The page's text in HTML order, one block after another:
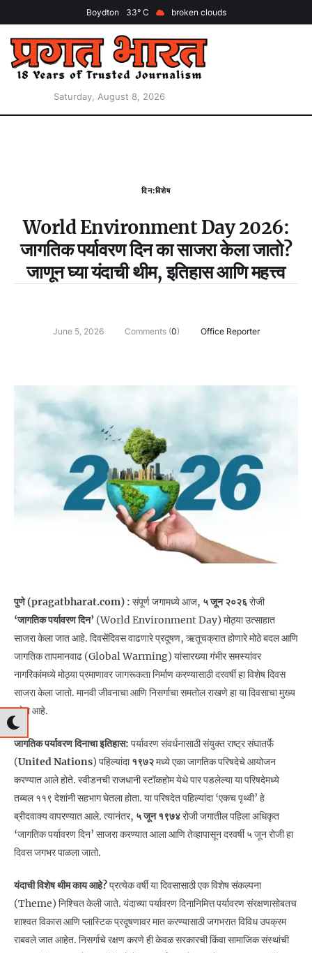
Boydton 33 broken clouds
Saturday, August 8, 2026
दिन:विशेष
World Environment Day 2026:
जागतिक पर्यावरण दिन का साजरा केला जातो?
जाणून घ्या यंदाची थीम, इतिहास आणि महत्त्व
June 5, 2026 Comments (0) Office Reporter
पुणे (pragatbharat.com) : संपूर्ण जगामध्ये आज, ५ जून २०२६ रोजी
‘जागतिक पर्यावरण दिन’ (World Environment Day) मोठ्या उत्साहात
साजरा केला जात आहे. दिवसेंदिवस वाढणारे प्रदूषण, ऋतूचक्रात होणारे मोठे बदल आणि
जागतिक तापमानवाढ (Global Warming) यांसारख्या गंभीर समस्यांवर
नागरिकांमध्ये मोठ्या प्रमाणावर जागरूकता निर्माण करण्यासाठी दरवर्षी हा विशेष दिवस
साजरा केला जातो. मानवी जीवनाचा आणि निसर्गाचा समतोल राखणे हा या दिवसाचा मुख्य
उद्देश आहे.
जागतिक पर्यावरण दिनाचा इतिहास: पर्यावरण संवर्धनासाठी संयुक्त राष्ट्र संघातर्फे
(United Nations) पहिल्यांदा१९७२मध्ये एका जागतिक परिषदेचे आयोजन
करण्यात आले होते. स्वीडनची राजधानी स्टॉकहोम येथे पार पडलेल्या या परिषदेमध्ये
तब्बल ११९ देशांनी सहभाग घेतला होता. या परिषदेत पहिल्यांदा ‘एकच पृथ्वी’ हे
ब्रीदवाक्य वापरण्यात आले. त्यानंतर, ५ जून १९७४रोजी जगातील पहिला अधिकृत
‘जागतिक पर्यावरण दिन’ साजरा करण्यात आला आणि तेव्हापासून दरवर्षी ५ जून रोजी हा
दिवस जगभर पाळला जातो.
यंदाची विशेष थीम काय आहे?प्रत्येक वर्षी या दिवसासाठी एक विशेष संकल्पना
(Theme) निश्चित केली जाते. यंदाच्या पर्यावरण दिनानिमित्त पर्यावरण संरक्षणासोबतच
शाश्वत विकास आणि प्लास्टिक प्रदूषणावर मात करण्यासाठी जगभरात विविध उपक्रम
राबवले जात आहेत. निसर्गाचे रक्षण करणे ही केवळ सरकारची किंवा सामाजिक संस्थांची